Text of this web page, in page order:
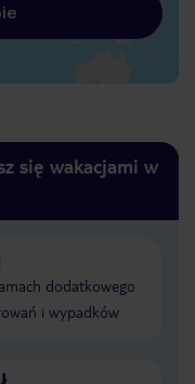
się wakacjami w
dodatkowego
i wypadków